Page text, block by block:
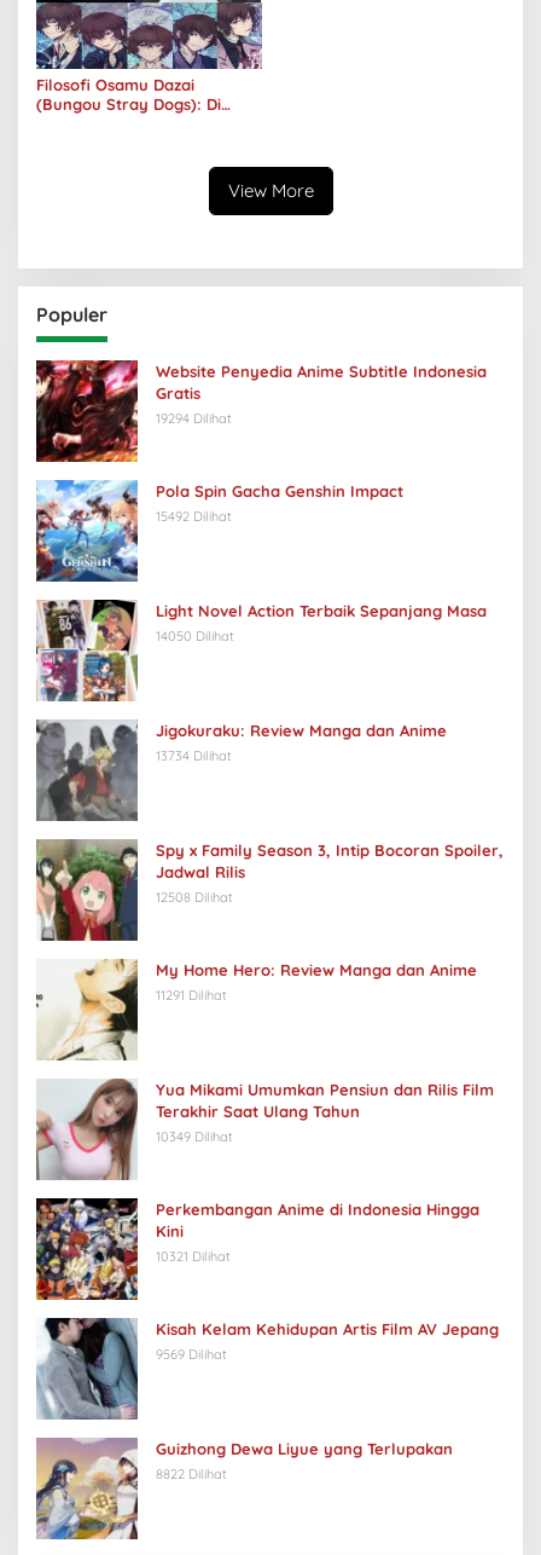
Filosofi Osamu Dazai
(Bungou Stray Dogs): Di
View More
Populer
Website Penyedia Anime Subtitle Indonesia
Gratis
19294 Dilihat
Pola Spin Gacha Genshin Impact
15492 Dilihat
Light Novel Action Terbaik Sepanjang Masa
14050 Dilihat
Jigokuraku: Review Manga dan Anime
13734 Dilihat
Spy x Family Season 3, Intip Bocoran Spoiler,
Jadwal Rilis
12508 Dilihat
My Home Hero: Review Manga dan Anime
11291 Dilihat
Yua Mikami Umumkan Pensiun dan Rilis Film
Terakhir Saat Ulang Tahun
10349 Dilihat
Perkembangan Anime di Indonesia Hingga
Kini
10321 Dilihat
Kisah Kelam Kehidupan Artis Film AV Jepang
9569 Dilihat
Guizhong Dewa Liyue yang Terlupakan
8822 Dilihat